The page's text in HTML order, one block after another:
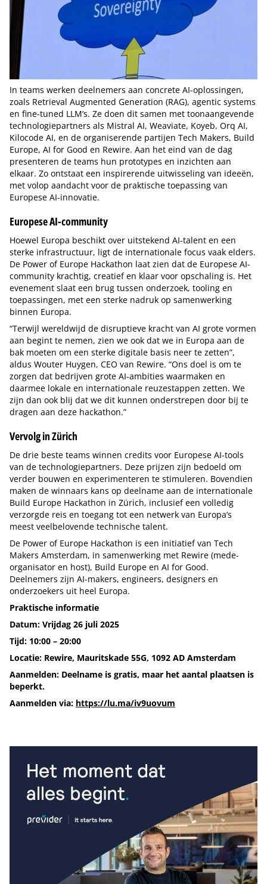
In teams werken deelnemers aan concrete AI-oplossingen,
zoals Retrieval Augmented Generation (RAG), agentic systems
en fine-tuned LLM’s. Ze doen dit samen met toonaangevende
technologiepartners als Mistral AI, Weaviate, Koyeb, Orq AI,
Kilocode AI, en de organiserende partijen Tech Makers, Build
Europe, AI for Good en Rewire. Aan het eind van de dag
presenteren de teams hun prototypes en inzichten aan
elkaar. Zo ontstaat een inspirerende uitwisseling van ideeën,
met volop aandacht voor de praktische toepassing van
Europese AI-innovatie.
Europese AI-community
Hoewel Europa beschikt over uitstekend AI-talent en een
sterke infrastructuur, ligt de internationale focus vaak elders.
De Power of Europe Hackathon laat zien dat de Europese AI-
community krachtig, creatief en klaar voor opschaling is. Het
evenement slaat een brug tussen onderzoek, tooling en
toepassingen, met een sterke nadruk op samenwerking
binnen Europa.
“Terwijl wereldwijd de disruptieve kracht van AI grote vormen
aan begint te nemen, zien we ook dat we in Europa aan de
bak moeten om een sterke digitale basis neer te zetten”,
aldus Wouter Huygen, CEO van Rewire. “Ons doel is om te
zorgen dat bedrijven grote AI-ambities waarmaken en
daarmee lokale en internationale reuzestappen zetten. We
zijn dan ook blij dat we dit kunnen onderstrepen door bij te
dragen aan deze hackathon.”
Vervolg in Zürich
De drie beste teams winnen credits voor Europese AI-tools
van de technologiepartners. Deze prijzen zijn bedoeld om
verder bouwen en experimenteren te stimuleren. Bovendien
maken de winnaars kans op deelname aan de internationale
Build Europe Hackathon in Zürich, inclusief een volledig
verzorgde reis en toegang tot een netwerk van Europa’s
meest veelbelovende technische talent.
De Power of Europe Hackathon is een initiatief van Tech
Makers Amsterdam, in samenwerking met Rewire (mede-
organisator en host), Build Europe en AI for Good.
Deelnemers zijn AI-makers, engineers, designers en
onderzoekers uit heel Europa.
Praktische informatie
Datum: Vrijdag 26 juli 2025
Tijd: 10:00 – 20:00
Locatie: Rewire, Mauritskade 55G, 1092 AD Amsterdam
Aanmelden: Deelname is gratis, maar het aantal plaatsen is
beperkt.
Aanmelden via: https://lu.ma/iv9uovum